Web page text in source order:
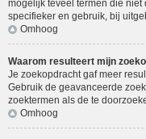
mogelijk teveel termen die
specifieker en gebruik, bij
Omhoog
Waarom resulteert mijn
Je zoekopdracht gaf meer
Gebruik de geavanceerde
zoektermen als de te
Omhoog